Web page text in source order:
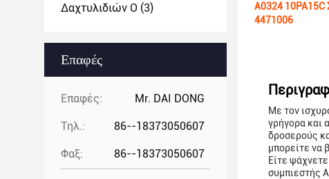
Δαχτυλιδιών Ο (3)
Επαφές
Επαφές: Mr. DAI DONG
Τηλ.: 86--18373050607
Φαξ: 86--18373050607
A0324 10PA15C
4471006
Με τον
γρήγορα και
δροσερούς
μπορείτε να
Είτε
συμπιεστής